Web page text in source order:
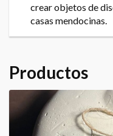
crear objetos de
casas mendocinas.
Productos